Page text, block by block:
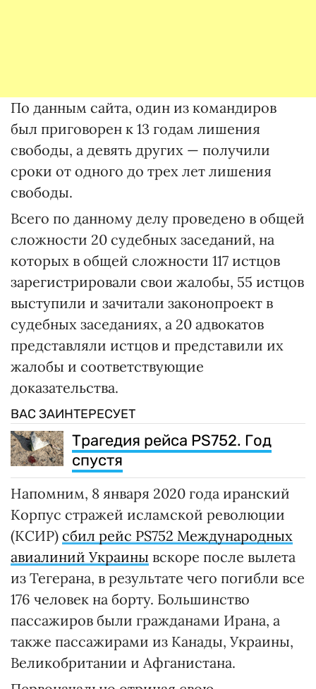
По данным сайта, один из командиров
был приговорен к 13 годам лишения
свободы, а девять других — получили
сроки от одного до трех лет лишения
свободы.
Всего по данному делу проведено в общей
сложности 20 судебных заседаний, на
которых в общей сложности 117 истцов
зарегистрировали свои жалобы, 55 истцов
выступили и зачитали законопроект в
судебных заседаниях, а 20 адвокатов
представляли истцов и представили их
жалобы и соответствующие
доказательства.
ВАС ЗАИНТЕРЕСУЕТ
Трагедия рейса PS752. Год
спустя
Напомним, 8 января 2020 года иранский
Корпус стражей исламской революции
(КСИР) сбил рейс PS752 Международных
авиалиний Украины вскоре после вылета
из Тегерана, в результате чего погибли все
176 человек на борту. Большинство
пассажиров были гражданами Ирана, а
также пассажирами из Канады, Украины,
Великобритании и Афганистана.